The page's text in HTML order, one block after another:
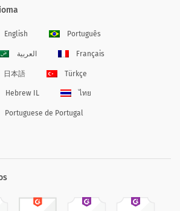
English Português
العربية Français
日本語 Türkçe
Hebrew IL ไทย
Portuguese de Portugal